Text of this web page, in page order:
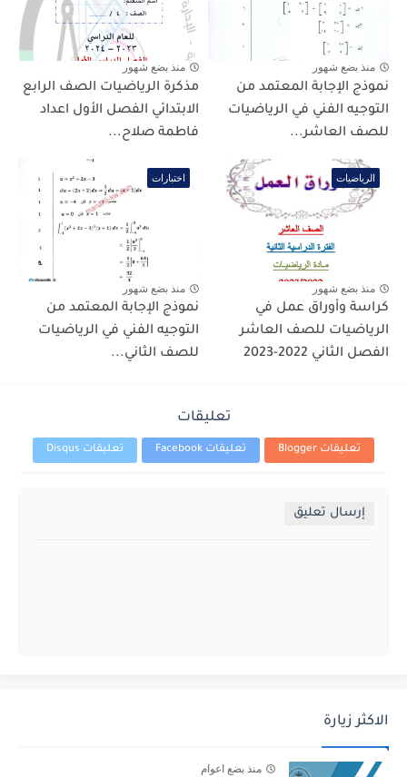
منذ بضع شهور
نموذج الإجابة المعتمد من
التوجيه الفني في الرياضيات
للصف العاشر...
منذ بضع شهور
مذكرة الرياضيات الصف الرابع
الابتدائي الفصل الأول اعداد
فاطمة صلاح...
الرياضيات
منذ بضع شهور
كراسة وأوراق عمل في
الرياضيات للصف العاشر
الفصل الثاني 2022-2023
اختبارات
منذ بضع شهور
نموذج الإجابة المعتمد من
التوجيه الفني في الرياضيات
للصف الثاني...
تعليقات
تعليقات Blogger تعليقات Facebook تعليقات Disqus
إرسال تعليق
الاكثر زيارة
منذ بضع اعوام